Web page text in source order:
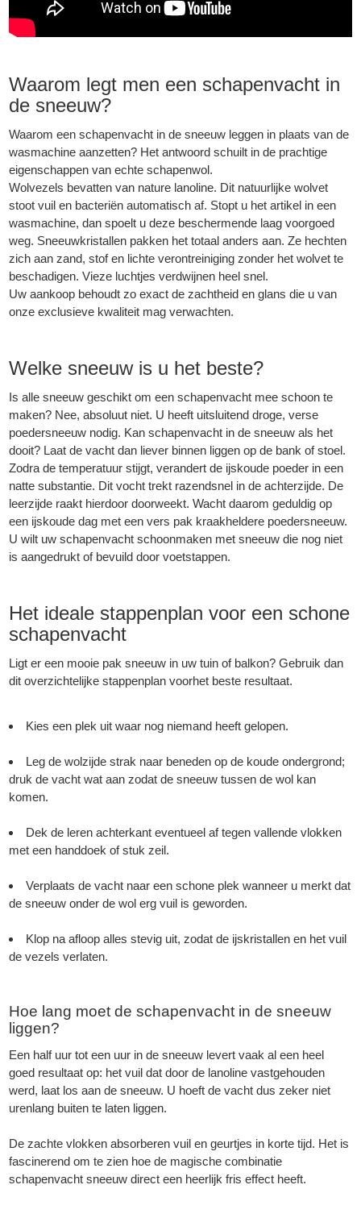
Waarom legt men een schapenvacht in
de sneeuw?
Waarom een schapenvacht in de sneeuw leggen in plaats van de
wasmachine aanzetten? Het antwoord schuilt in de prachtige
eigenschappen van echte schapenwol.
Wolvezels bevatten van nature lanoline. Dit natuurlijke wolvet
stoot vuil en bacteriën automatisch af. Stopt u het artikel in een
wasmachine, dan spoelt u deze beschermende laag voorgoed
weg. Sneeuwkristallen pakken het totaal anders aan. Ze hechten
zich aan zand, stof en lichte verontreiniging zonder het wolvet te
beschadigen. Vieze luchtjes verdwijnen heel snel.
Uw aankoop behoudt zo exact de zachtheid en glans die u van
onze exclusieve kwaliteit mag verwachten.
Welke sneeuw is u het beste?
Is alle sneeuw geschikt om een schapenvacht mee schoon te
maken? Nee, absoluut niet. U heeft uitsluitend droge, verse
poedersneeuw nodig. Kan schapenvacht in de sneeuw als het
dooit? Laat de vacht dan liever binnen liggen op de bank of stoel.
Zodra de temperatuur stijgt, verandert de ijskoude poeder in een
natte substantie. Dit vocht trekt razendsnel in de achterzijde. De
leerzijde raakt hierdoor doorweekt. Wacht daarom geduldig op
een ijskoude dag met een vers pak kraakheldere poedersneeuw.
U wilt uw schapenvacht schoonmaken met sneeuw die nog niet
is aangedrukt of bevuild door voetstappen.
Het ideale stappenplan voor een schone
schapenvacht
Ligt er een mooie pak sneeuw in uw tuin of balkon? Gebruik dan
dit overzichtelijke stappenplan voorhet beste resultaat.
Kies een plek uit waar nog niemand heeft gelopen.
Leg de wolzijde strak naar beneden op de koude ondergrond;
druk de vacht wat aan zodat de sneeuw tussen de wol kan
komen.
Dek de leren achterkant eventueel af tegen vallende vlokken
met een handdoek of stuk zeil.
Verplaats de vacht naar een schone plek wanneer u merkt dat
de sneeuw onder de wol erg vuil is geworden.
Klop na afloop alles stevig uit, zodat de ijskristallen en het vuil
de vezels verlaten.
Hoe lang moet de schapenvacht in de sneeuw
liggen?
Een half uur tot een uur in de sneeuw levert vaak al een heel
goed resultaat op: het vuil dat door de lanoline vastgehouden
werd, laat los aan de sneeuw. U hoeft de vacht dus zeker niet
urenlang buiten te laten liggen.
De zachte vlokken absorberen vuil en geurtjes in korte tijd. Het is
fascinerend om te zien hoe de magische combinatie
schapenvacht sneeuw direct een heerlijk fris effect heeft.